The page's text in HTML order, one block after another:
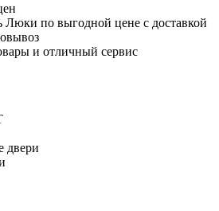
по выгодной цене с доставкой
и отличный сервис
двери